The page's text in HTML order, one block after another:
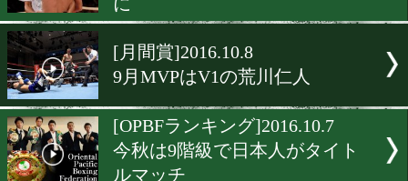
新鋭5選手が日本ランキン
り
[WBCランキング
長谷川穂積が5年半ぶりに
に